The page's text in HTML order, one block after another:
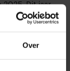
Over
Dit jaar
cijfers van